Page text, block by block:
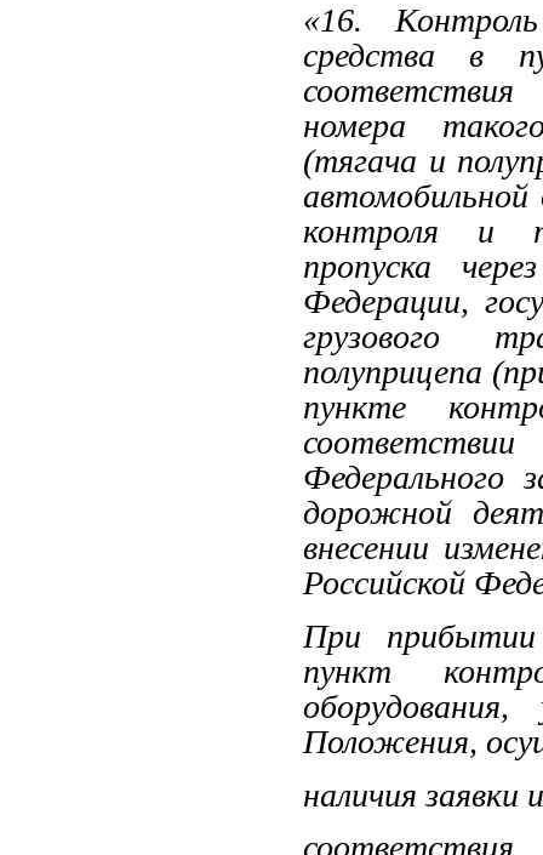
«16.
средства в
соответствия
номера
(тягача и
контроля и
пропуска
Федерации,
грузового
полуприцепа
пункте
Федерального
дорожной
внесении
Российской
При прибытии
пункт
Положения,
наличия заявки